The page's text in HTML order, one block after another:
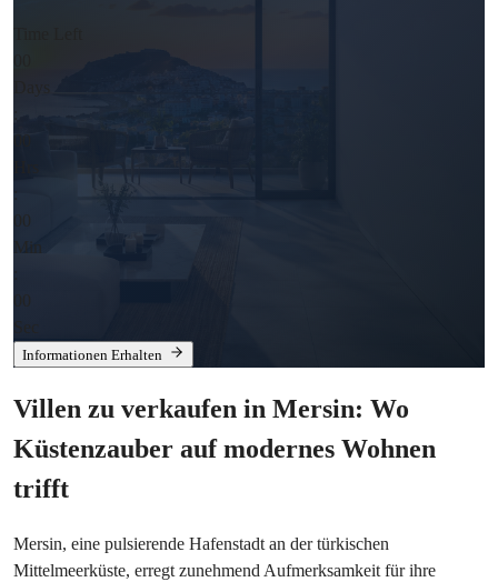
00
:
00
Min
:
00
Informationen Erhalten
Villen zu verkaufen in Mersin: Wo
Küstenzauber auf modernes Wohnen
trifft
Mersin, eine pulsierende Hafenstadt an der türkischen
Mittelmeerküste, erregt zunehmend Aufmerksamkeit für ihre